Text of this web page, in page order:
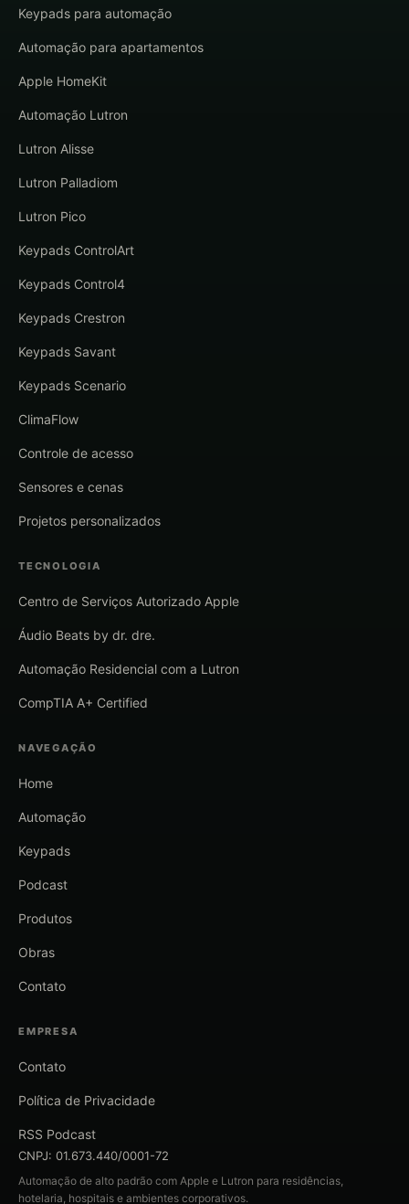
Keypads para automação
Automação para apartamentos
Apple HomeKit
Automação Lutron
Lutron Alisse
Lutron Palladiom
Lutron Pico
Keypads ControlArt
Keypads Control4
Keypads Crestron
Keypads Savant
Keypads Scenario
ClimaFlow
Controle de acesso
Sensores e cenas
Projetos personalizados
TECNOLOGIA
Centro de Serviços Autorizado Apple
Áudio Beats by dr. dre.
Automação Residencial com a Lutron
CompTIA A+ Certified
NAVEGAÇÃO
Home
Automação
Keypads
Podcast
Produtos
Obras
Contato
EMPRESA
Contato
Política de Privacidade
RSS Podcast
CNPJ: 01.673.440/0001-72
Automação de alto padrão com Apple e Lutron para residências,
hotelaria, hospitais e ambientes corporativos.